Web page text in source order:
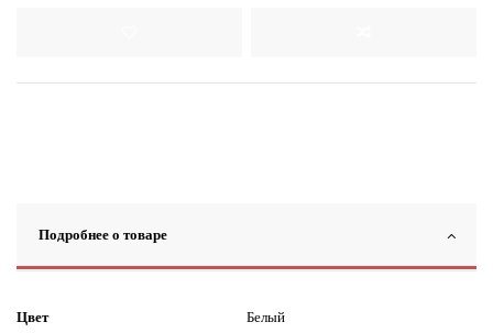
Подробнее о товаре
Цвет Белый